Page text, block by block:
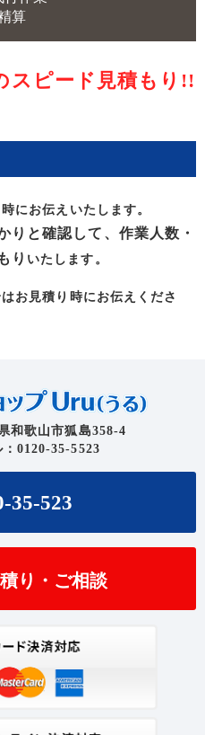
算
スピード見積もり!!
にお伝えいたします。
りと確認して、作業人数・
り いたします。
お見積り時にお伝えくださ
和歌山市狐島358-4
0120-35-5523
35-523
り・ご相談